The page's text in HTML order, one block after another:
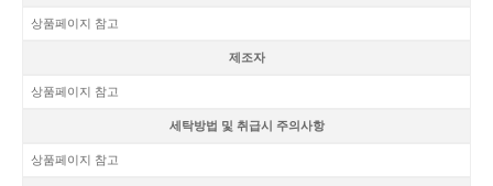
상품페이지 참고
제조자
상품페이지 참고
세탁방법 및 취급시 주의사항
상품페이지 참고